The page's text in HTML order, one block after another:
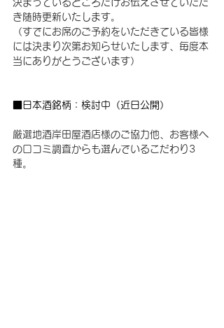
決まっているところだけお伝えさせていただ
き随時更新いたします。
（すでにお席のご予約をいただきている皆様
には決まり次第お知らせいたします、毎度本
当にありがとうございます）
■日本酒銘柄：検討中（近日公開）
厳選地酒岸田屋酒店様のご協力他、お客様へ
の口コミ調査からも選んでいるこだわり3
種。